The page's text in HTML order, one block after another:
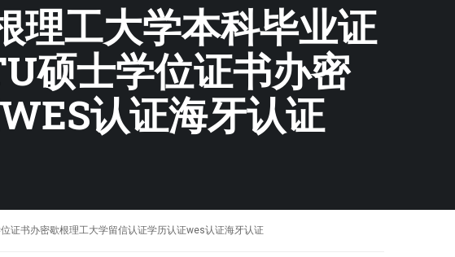
理工大学本科毕业证
硕士学位证书办密
认证海牙认证
证书办密歇根理工大学留信认证学历认证wes认证海牙认证